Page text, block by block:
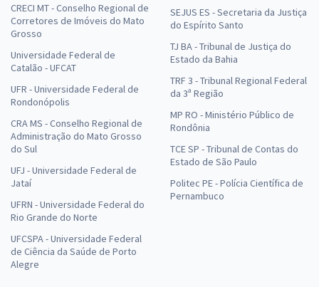
CRECI MT - Conselho Regional de
Corretores de Imóveis do Mato
Grosso
Universidade Federal de
Catalão - UFCAT
UFR - Universidade Federal de
Rondonópolis
CRA MS - Conselho Regional de
Administração do Mato Grosso
do Sul
UFJ - Universidade Federal de
Jataí
UFRN - Universidade Federal do
Rio Grande do Norte
UFCSPA - Universidade Federal
de Ciência da Saúde de Porto
Alegre
SEJUS ES - Secretaria da Justiça
do Espírito Santo
TJ BA - Tribunal de Justiça do
Estado da Bahia
TRF 3 - Tribunal Regional Federal
da 3ª Região
MP RO - Ministério Público de
Rondônia
TCE SP - Tribunal de Contas do
Estado de São Paulo
Politec PE - Polícia Científica de
Pernambuco